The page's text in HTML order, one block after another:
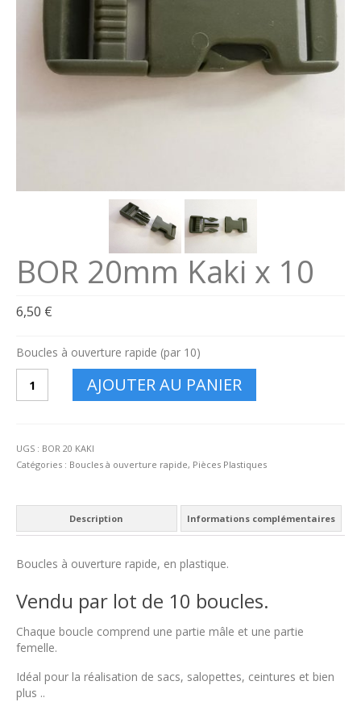
Se connecter
Connexion
BOR 20mm Kaki x 10
6,50 €
Boucles à ouverture rapide (par 10)
x
10
AJOUTER AU PANIER
UGS : BOR 20 KAKI
Catégories : Boucles à ouverture rapide, Pièces Plastiques
Description Informations complémentaires
Boucles à ouverture rapide, en plastique.
Vendu par lot de 10 boucles.
Chaque boucle comprend une partie mâle et une partie
femelle.
Idéal pour la réalisation de sacs, salopettes, ceintures et bien
plus ..